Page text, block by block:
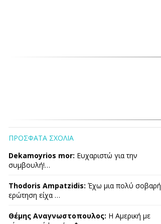
ΠΡΟΣΦΑΤΑ ΣΧΟΛΙΑ
Dekamoyrios mor: Ευχαριστώ για την
συμβουλή!…
Thodoris Ampatzidis: Έχω μια πολύ σοβαρή
ερώτηση είχα …
Θέμης Αναγνωστοπουλος: Η Αμερική με